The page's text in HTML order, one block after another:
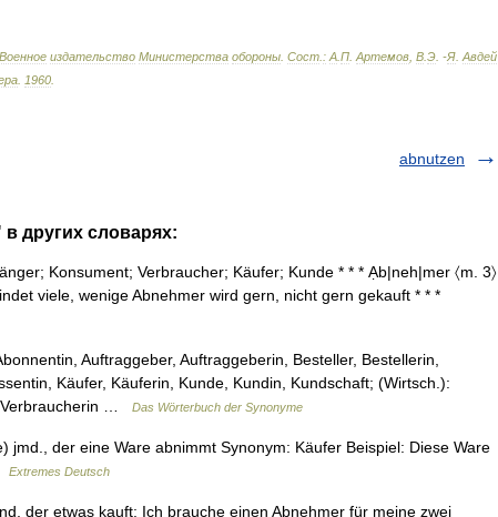
Военное издательство Министерства обороны Сост : А П Артемов В Э . -Я Авдей
1960
abnutzen
других словарях:
Konsument; Verbraucher; Käufer; Kunde * * * Ạb|neh|mer 〈m. 3〉
viele, wenige Abnehmer wird gern, nicht gern gekauft * * *
Auftraggeber, Auftraggeberin, Besteller, Bestellerin,
Käufer, Käuferin, Kunde, Kundin, Kundschaft; (Wirtsch.):
Verbraucherin …
Das Wörterbuch der Synonyme
der eine Ware abnimmt Synonym: Käufer Beispiel: Diese Ware
Extremes Deutsch
der etwas kauft: Ich brauche einen Abnehmer für meine zwei